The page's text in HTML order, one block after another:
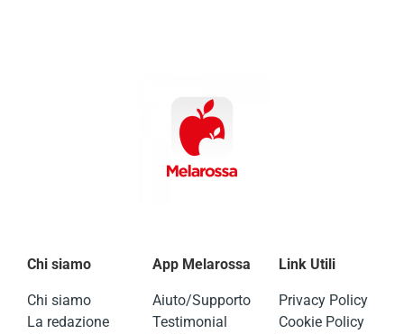
Chi siamo
Chi siamo
La redazione
App Melarossa
Aiuto/Supporto
Testimonial
Link Utili
Privacy Policy
Cookie Policy